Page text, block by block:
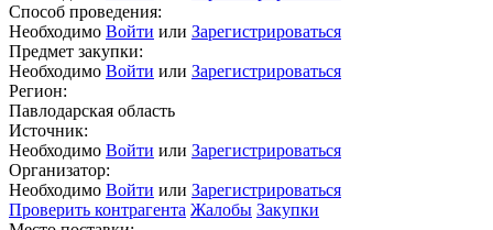
Способ проведения:
Необходимо Войти или Зарегистрироваться
Предмет закупки:
Необходимо Войти или Зарегистрироваться
Регион:
Павлодарская область
Источник:
Необходимо Войти или Зарегистрироваться
Организатор:
Необходимо Войти или Зарегистрироваться
Проверить контрагента Жалобы Закупки